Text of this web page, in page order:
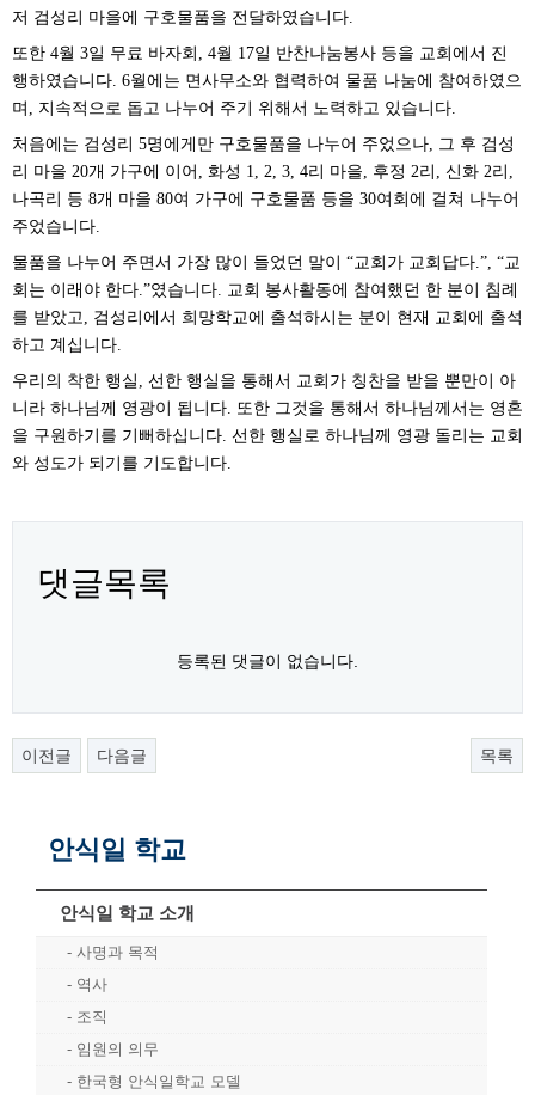
저 검성리 마을에 구호물품을 전달하였습니다
또한 4월 3일 무료 바자회 , 4월 17일 반찬나눔봉사 등을 교회에서 진
행하였습니다 . 6월에는 면사무소와 협력하여 물품 나눔에 참여하였으
며
지속적으로 돕고 나누어 주기 위해서 노력하고 있습니다
처음에는 검성리 5명에게만 구호물품을 나누어 주었으나
그 후 검성
리 마을 20개 가구에 이어 화성 1, 2, 3, 4리 마을 후정 2리 신화 2리
나곡리 등 8개 마을 80여 가구에 구호물품 등을 30여회에 걸쳐 나누어
주었습니다
물품을 나누어 주면서 가장 많이 들었던 말이 “교회가 교회답다 .”, “교
회는 이래야 한다 .”였습니다
교회 봉사활동에 참여했던 한 분이 침례
를 받았고
검성리에서 희망학교에 출석하시는 분이 현재 교회에 출석
하고 계십니다
우리의 착한 행실
선한 행실을 통해서 교회가 칭찬을 받을 뿐만이 아
니라 하나님께 영광이 됩니다
또한 그것을 통해서 하나님께서는 영혼
을 구원하기를 기뻐하십니다 선한 행실로 하나님께 영광 돌리는 교회
와 성도가 되기를 기도합니다
댓글목록
등록된 댓글이 없습니다.
이전글 다음글 목록
안식일 학교
안식일 학교 소개
사명과 목적
역사
조직
임원의 의무
한국형 안식일학교 모델